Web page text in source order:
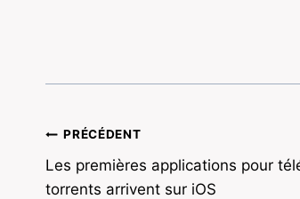
Navigation
de
PRÉCÉDENT
Les premières applications pour
torrents arrivent sur iOS